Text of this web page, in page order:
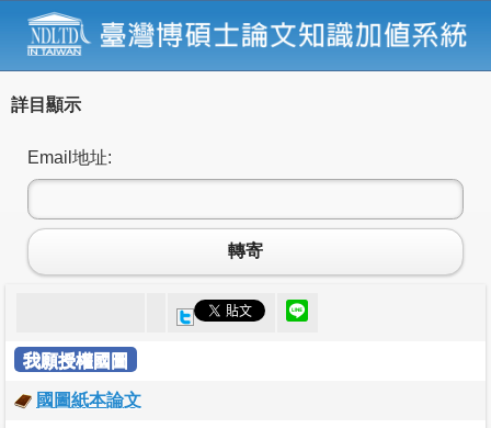
詳目顯示
Email地址:
轉寄
我願授權國圖
國圖紙本論文